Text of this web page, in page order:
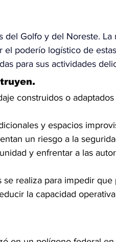
del Golfo y del Noreste. La
el poderío logístico de estas
para sus actividades
construidos o
y espacios
un riesgo a la
y enfrentar a las
realiza para impedir que
la capacidad